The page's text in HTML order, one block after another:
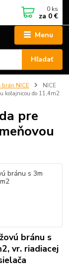
Menu
Hľadať
0 ks
za 0 €
brán NICE
NICE
koľajnicou do 11,4m2
pre
bránu s
vr. riadiacej